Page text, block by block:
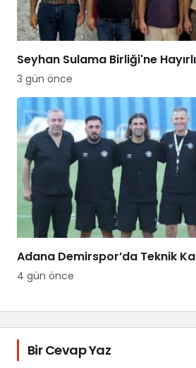
Seyhan Sulama Birliği'ne
3 gün önce
Adana Demirspor’da Teknik
4 gün önce
Bir Cevap Yaz